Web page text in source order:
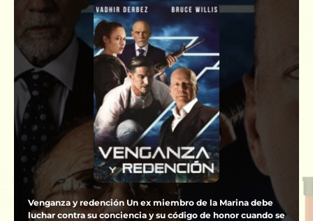
Venganza y redención Un ex miembro de la Marina debe
luchar contra su conciencia y su código de honor cuando se